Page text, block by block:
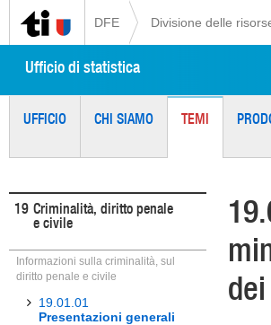
DFE Divisione delle
Ufficio di statistica
UFFICIO CHI SIAMO TEMI
19 Criminalità, diritto penale
e civile
Informazioni sulla criminalità, sul
diritto penale e civile
19.01.01
Presentazioni generali